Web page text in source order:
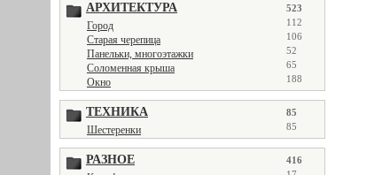
АРХИТЕКТУРА 523
Город 112
Старая черепица 106
Панельки, многоэтажки 52
Соломенная крыша 65
Окно 188
ТЕХНИКА 85
Шестеренки 85
РАЗНОЕ 416